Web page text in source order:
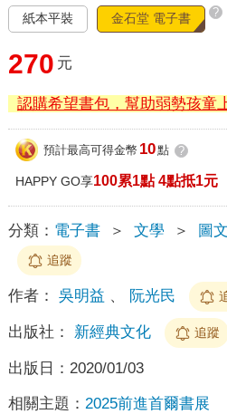
紙本平裝 金石堂 電子書 ?
270 元
認購希望書包，幫助弱勢孩童
預計最高可得金幣 10點 ?
HAPPY GO享100累1點 4點抵1元
分類： 電子書 ＞ 文學 ＞ 圖
追蹤
作者： 吳明益 、 阮光民
出版社： 新經典文化 追蹤
出版日： 2020/01/03
相關主題： 2025前進首爾書展